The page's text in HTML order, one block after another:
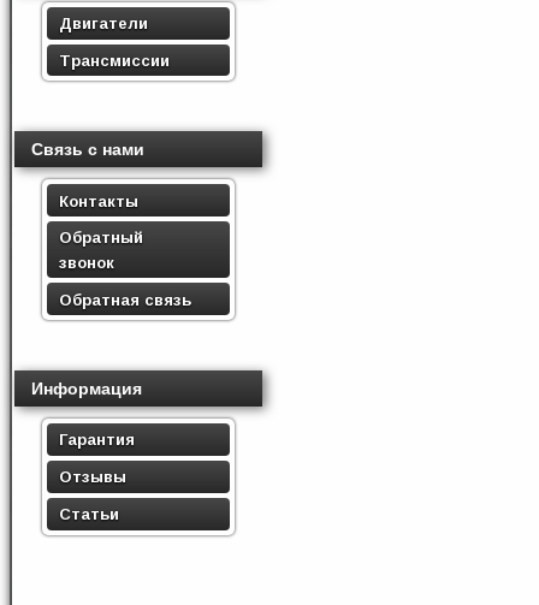
Двигатели
Трансмиссии
Связь с нами
Контакты
Обратный
звонок
Обратная связь
Информация
Гарантия
Отзывы
Статьи